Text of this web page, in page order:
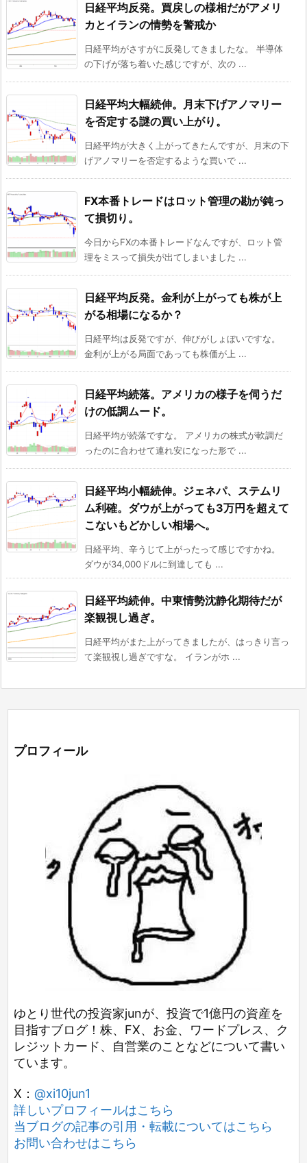
日経平均反発。買戻しの様相だがアメリ
カとイランの情勢を警戒か
日経平均がさすがに反発してきましたな。 半導体
の下げが落ち着いた感じですが、次の ...
日経平均大幅続伸。月末下げアノマリー
を否定する謎の買い上がり。
日経平均が大きく上がってきたんですが、月末の下
げアノマリーを否定するような買いで ...
FX本番トレードはロット管理の勘が鈍っ
て損切り。
今日からFXの本番トレードなんですが、ロット管
理をミスって損失が出てしまいました ...
日経平均反発。金利が上がっても株が上
がる相場になるか？
日経平均は反発ですが、伸びがしょぼいですな。
金利が上がる局面であっても株価が上 ...
日経平均続落。アメリカの様子を伺うだ
けの低調ムード。
日経平均が続落ですな。 アメリカの株式が軟調だ
ったのに合わせて連れ安になった形で ...
日経平均小幅続伸。ジェネパ、ステムリ
ム利確。ダウが上がっても3万円を超えて
こないもどかしい相場へ。
日経平均、辛うじて上がったって感じですかね。
ダウが34,000ドルに到達しても ...
日経平均続伸。中東情勢沈静化期待だが
楽観視し過ぎ。
日経平均がまた上がってきましたが、はっきり言っ
て楽観視し過ぎですな。 イランがホ ...
プロフィール
ゆとり世代の投資家junが、投資で1億円の資産を
目指すブログ！株、FX、お金、ワードプレス、ク
レジットカード、自営業のことなどについて書い
ています。
X： @xi10jun1
詳しいプロフィールはこちら
当ブログの記事の引用・転載についてはこちら
お問い合わせはこちら